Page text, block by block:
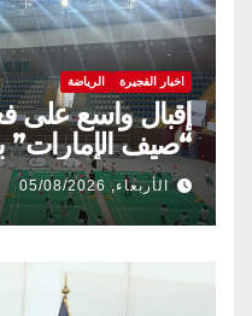
اخبار الفجيرة الرياضة
إقبال واسع على
“صيف الإمارات”
الأربعاء, 05/08/2026